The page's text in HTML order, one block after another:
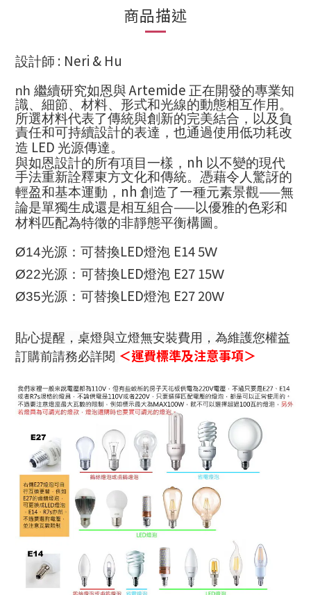
商品描述
設計師 : Neri & Hu
nh 繼續研究如恩與Artemide 正在開發的專業知
識、細節、材料、形式和光線的動態相互作用。
所選材料代表了傳統與創新的完美結合，以及負
責任和可持續設計的表達，也通過使用低功耗改
造 LED 光源傳達。
與如恩設計的所有項目一樣， nh 以不變的現代
手法重新詮釋東方文化和傳統。憑藉令人驚訝的
輕盈和基本運動， nh 創造了一種元素景觀——無
論是單獨生成還是相互組合——以優雅的色彩和
材料匹配為特徵的非靜態平衡構圖。
Ø14光源：可替換LED燈泡 E14 5W
Ø22光源：可替換LED燈泡 E27 15W
Ø35光源：可替換LED燈泡 E27 20W
貼心提醒，桌燈與立燈無安裝費用，為維護您權益
訂購前請務必詳閱 ＜運費標準及注意事項＞